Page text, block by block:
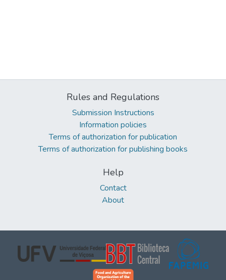
Rules and Regulations
Submission Instructions
Information policies
Terms of authorization for publication
Terms of authorization for publishing books
Help
Contact
About